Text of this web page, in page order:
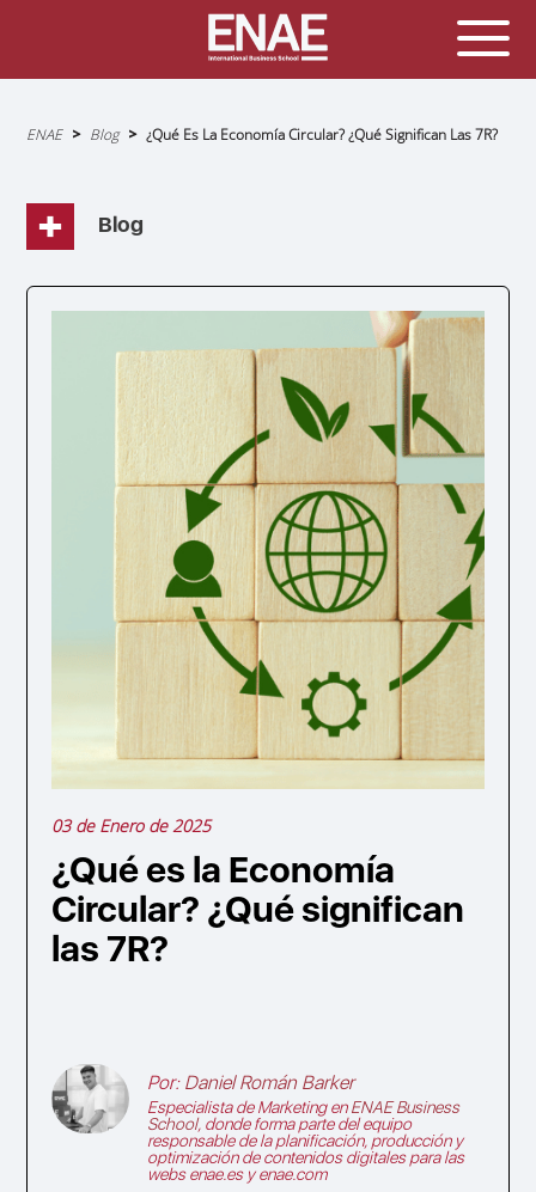
Sobrescribir
la
navegación
ENAE Blog ¿Qué Es La Economía Circular? ¿Qué Significan Las 7R?
Blog
03 de Enero de 2025
¿Qué es la Economía
Circular? ¿Qué significan
las 7R?
Por: Daniel Román Barker
Especialista de Marketing enENAE Business
School, donde forma parte del equipo
responsable de la planificación, producción y
optimización de contenidos digitales para las
webs enae.es y enae.com